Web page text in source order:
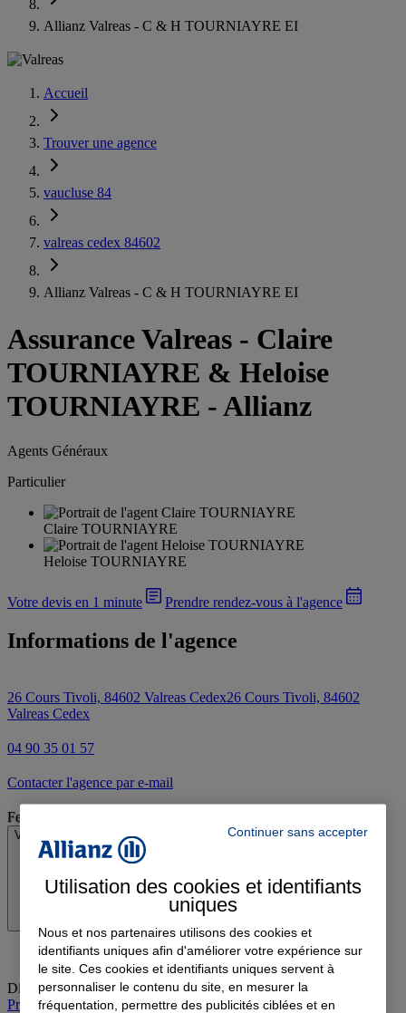
Allianz Valreas - C & H TOURNIAYRE EI
Accueil
Trouver une agence
vaucluse 84
valreas cedex 84602
Allianz Valreas - C & H TOURNIAYRE EI
Assurance Valreas - Claire
TOURNIAYRE & Heloise
TOURNIAYRE - Allianz
Agents Généraux
Particulier
Claire TOURNIAYRE
Heloise TOURNIAYRE
Votre devis en 1 minute Prendre rendez-vous à l'agence
Informations de l'agence
26 Cours Tivoli, 84602 Valreas Cedex26 Cours Tivoli, 84602
Valreas Cedex
04 90 35 01 57
Contacter l'agence par e-mail
Fermé
Voir les horaires
Dimanche: Fermé
Prendre rendez-vous à l'agence
Continuer sans accepter
Utilisation des cookies et identifiants
uniques
Nous et nos partenaires utilisons des cookies et
identifiants uniques afin d'améliorer votre expérience sur
le site. Ces cookies et identifiants uniques servent à
personnaliser le contenu du site, en mesurer la
fréquentation, permettre des publicités ciblées et en